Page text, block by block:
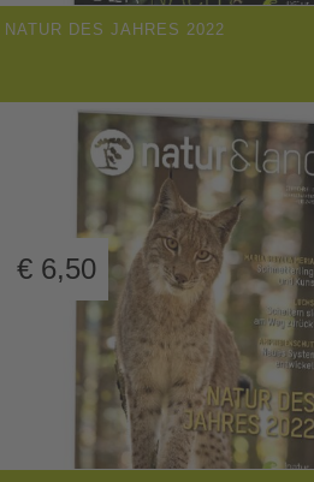
NATUR DES JAHRES 2022
€ 6,50